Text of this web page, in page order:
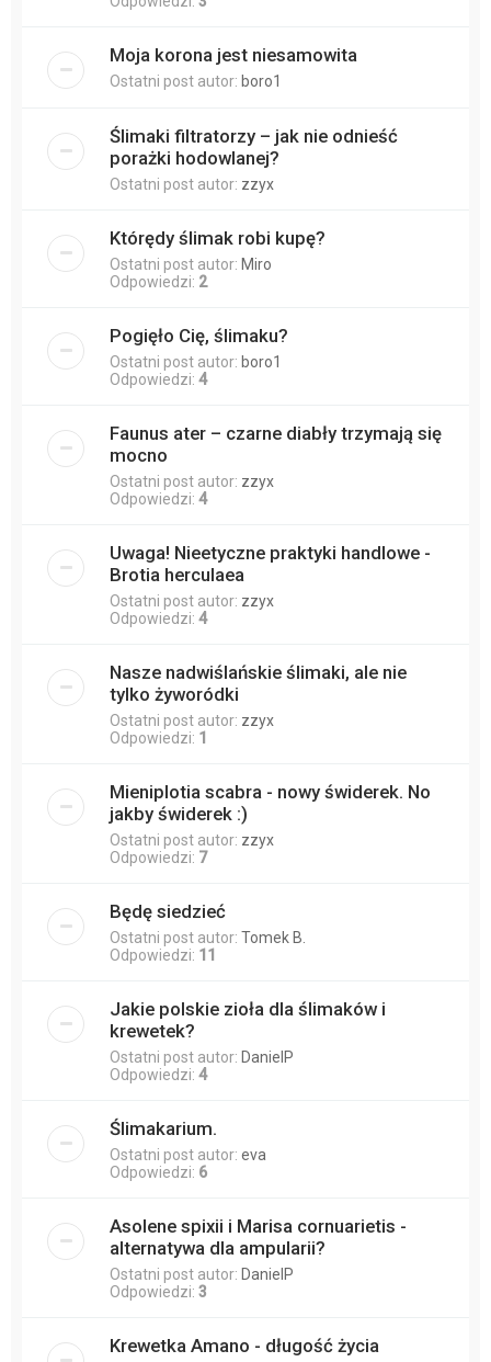
Moja korona jest niesamowita
Ostatni post autor: boro1
Ślimaki filtratorzy – jak nie odnieść
porażki hodowlanej?
Ostatni post autor: zzyx
Którędy ślimak robi kupę?
Ostatni post autor: Miro
Odpowiedzi: 2
Pogięło Cię, ślimaku?
Ostatni post autor: boro1
Odpowiedzi: 4
Faunus ater – czarne diabły trzymają się
mocno
Ostatni post autor: zzyx
Odpowiedzi: 4
Uwaga! Nieetyczne praktyki handlowe -
Brotia herculaea
Ostatni post autor: zzyx
Odpowiedzi: 4
Nasze nadwiślańskie ślimaki, ale nie
tylko żyworódki
Ostatni post autor: zzyx
Odpowiedzi: 1
Mieniplotia scabra - nowy świderek. No
jakby świderek :)
Ostatni post autor: zzyx
Odpowiedzi: 7
Będę siedzieć
Ostatni post autor: Tomek B.
Odpowiedzi: 11
Jakie polskie zioła dla ślimaków i
krewetek?
Ostatni post autor: DanielP
Odpowiedzi: 4
Ślimakarium.
Ostatni post autor: eva
Odpowiedzi: 6
Asolene spixii i Marisa cornuarietis -
alternatywa dla ampularii?
Ostatni post autor: DanielP
Odpowiedzi: 3
Krewetka Amano - długość życia